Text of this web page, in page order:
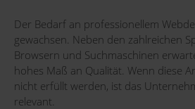
Der Bedarf an professionellem
gewachsen. Neben den zahlreichen
Browsern und Suchmaschinen
hohes Maß an Qualität. Wenn diese
nicht erfüllt werden, ist das
relevant.